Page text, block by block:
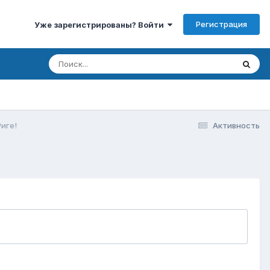
Уже зарегистрированы? Войти Регистрация
Активность